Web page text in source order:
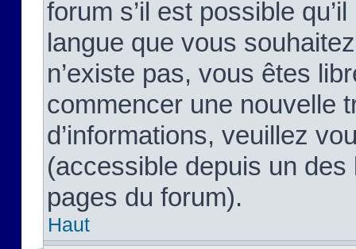
forum s’il est possible
langue que vous
n’existe pas, vous êtes
commencer une nouvelle
d’informations, veuillez
(accessible depuis un
pages du forum).
Haut